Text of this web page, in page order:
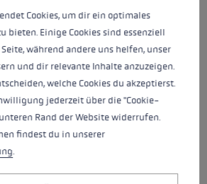
eseguito in modo più attivo e
e la gamba sinistra si muovono
e la gamba destra si muovono
attivamente in avanti e indietro
essere naturali e non troppo ampi
Cookies, um dir ein optimales
bieten. Einige Cookies sind essenziell
während andere uns helfen, unser
und dir relevante Inhalte anzuzeigen.
welche Cookies du akzeptierst.
jederzeit über die "Cookie-
Rand der Website widerrufen.
findest du in unserer
.